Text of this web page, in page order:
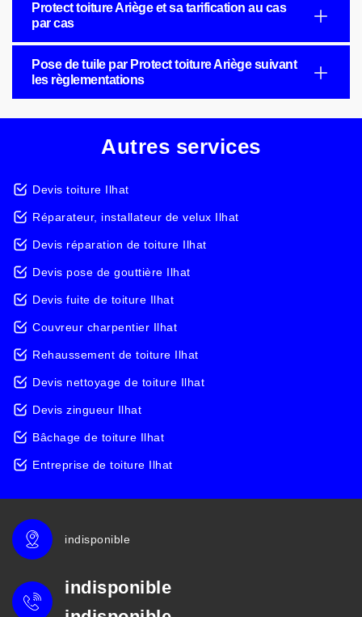
Protect toiture Ariège et sa tarification au cas
par cas
Pose de tuile par Protect toiture Ariège suivant
les règlementations
Autres services
Devis toiture Ilhat
Réparateur, installateur de velux Ilhat
Devis réparation de toiture Ilhat
Devis pose de gouttière Ilhat
Devis fuite de toiture Ilhat
Couvreur charpentier Ilhat
Rehaussement de toiture Ilhat
Devis nettoyage de toiture Ilhat
Devis zingueur Ilhat
Bâchage de toiture Ilhat
Entreprise de toiture Ilhat
indisponible
indisponible